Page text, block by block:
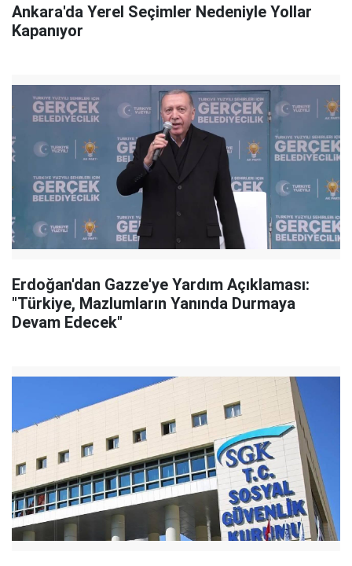
Ankara'da Yerel Seçimler Nedeniyle Yollar
Kapanıyor
Erdoğan'dan Gazze'ye Yardım Açıklaması:
"Türkiye, Mazlumların Yanında Durmaya
Devam Edecek"